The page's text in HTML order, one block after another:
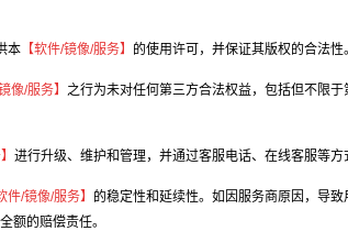
本 【软件/镜像/服务】 的使用许可，并保证其版权的合法性。
像/服务】 之行为未对任何第三方合法权益，包括但不限
进行升级、维护和管理，并通过客服电话、在线客服等方
件/镜像/服务】 的稳定性和延续性。如因服务商原因，导致
额的赔偿责任。